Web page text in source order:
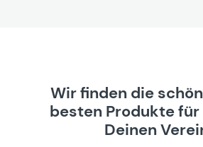
Wir finden die
besten Produkte für
Deinen